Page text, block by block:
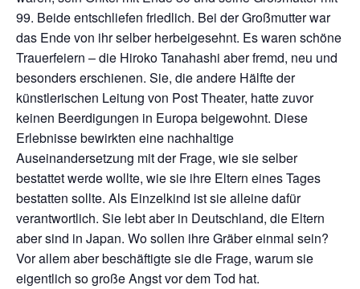
99. Beide entschliefen friedlich. Bei der Großmutter war
das Ende von ihr selber herbeigesehnt. Es waren schöne
Trauerfeiern – die Hiroko Tanahashi aber fremd, neu und
besonders erschienen. Sie, die andere Hälfte der
künstlerischen Leitung von Post Theater, hatte zuvor
keinen Beerdigungen in Europa beigewohnt. Diese
Erlebnisse bewirkten eine nachhaltige
Auseinandersetzung mit der Frage, wie sie selber
bestattet werde wollte, wie sie ihre Eltern eines Tages
bestatten sollte. Als Einzelkind ist sie alleine dafür
verantwortlich. Sie lebt aber in Deutschland, die Eltern
aber sind in Japan. Wo sollen ihre Gräber einmal sein?
Vor allem aber beschäftigte sie die Frage, warum sie
eigentlich so große Angst vor dem Tod hat.